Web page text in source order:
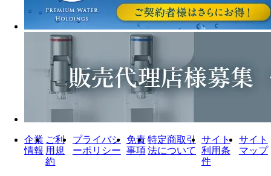
企業
情報
ご利
用規
約
プライバシ
ーポリシー
免責
事項
特定商取引
法について
サイト
利用条
件
サイト
マップ